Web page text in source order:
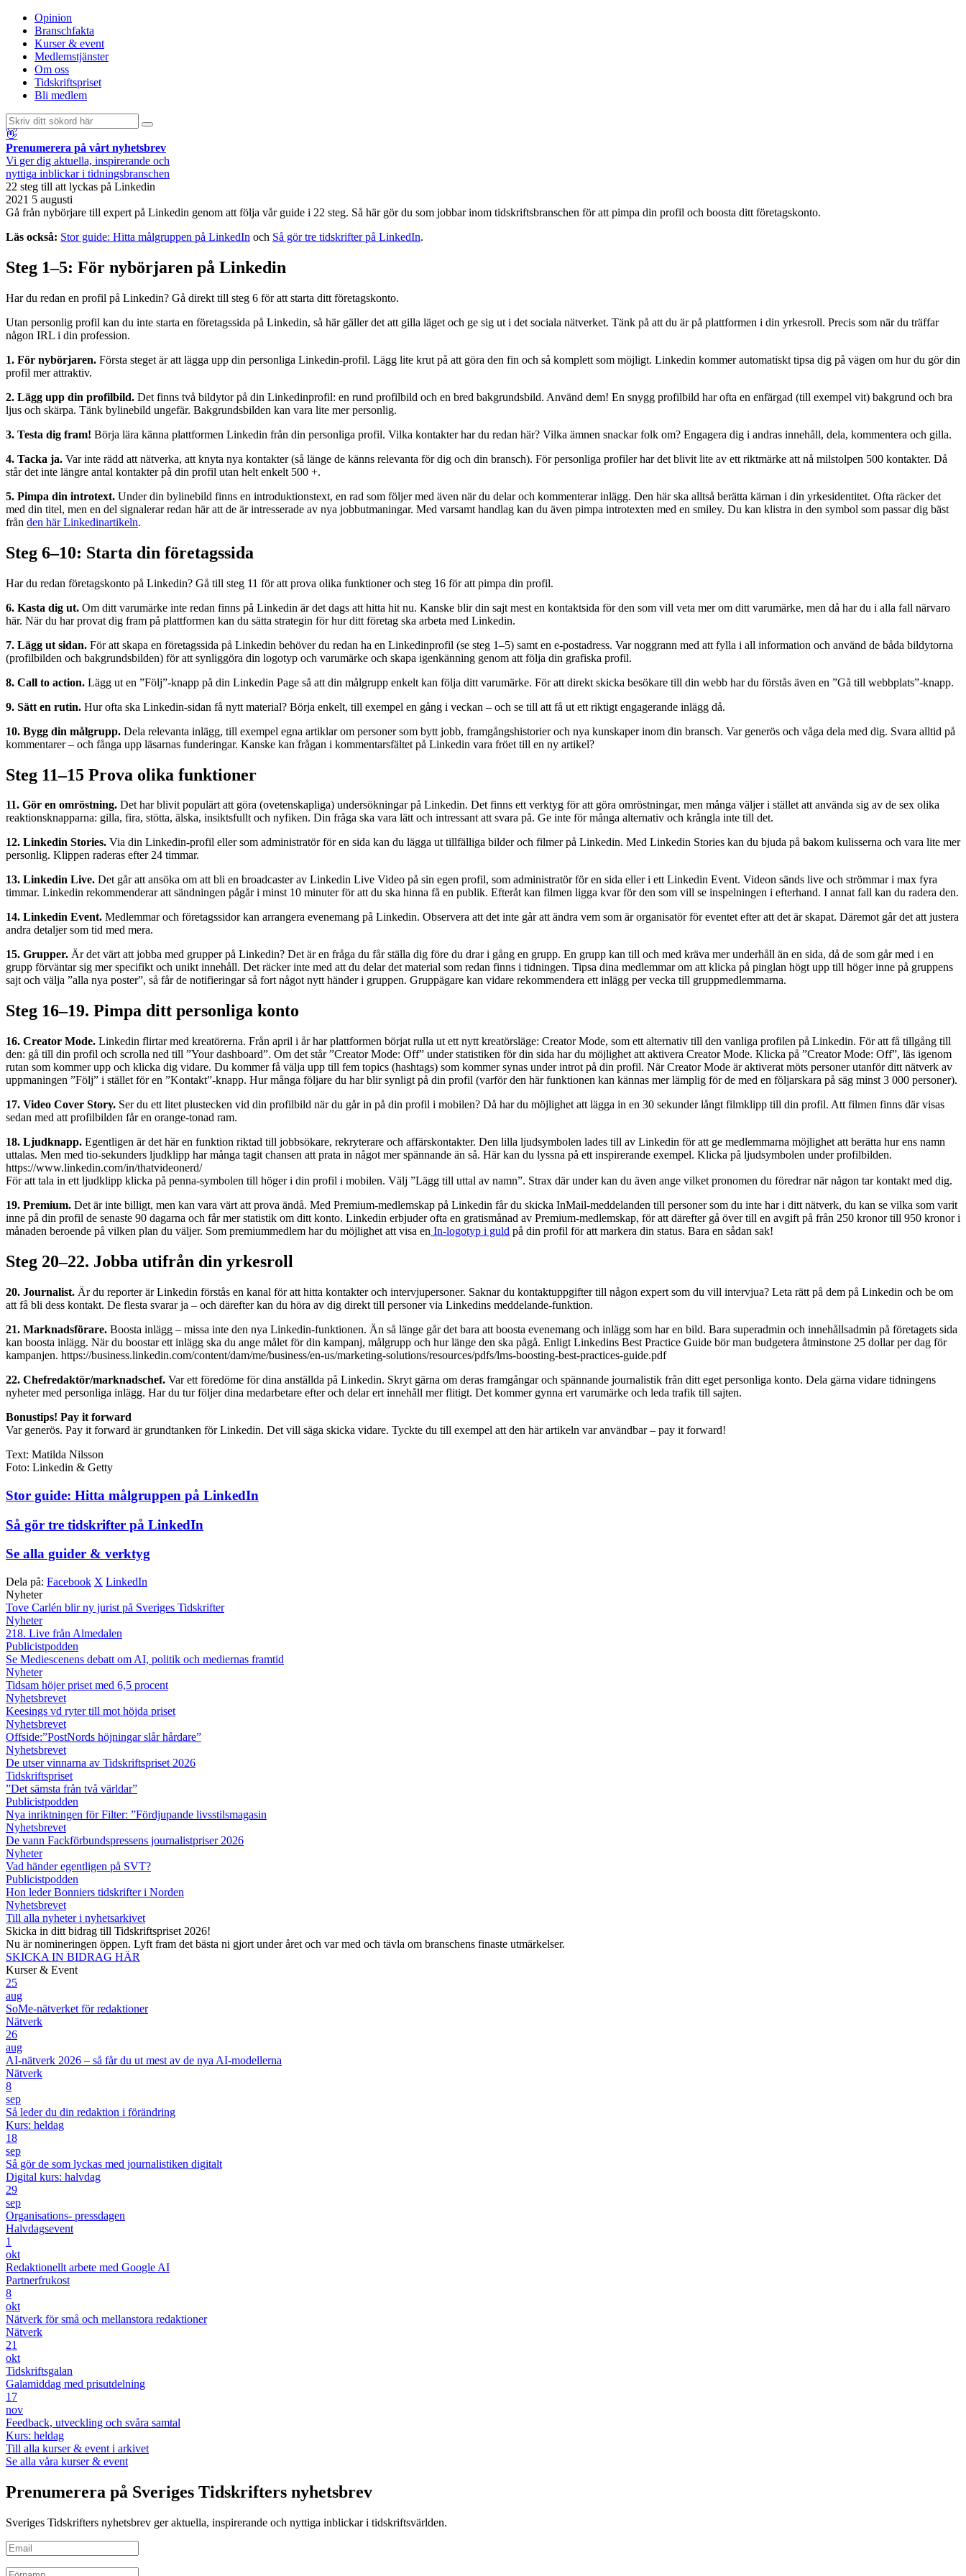
Opinion
Branschfakta
Kurser & event
Medlemstjänster
Om oss
Tidskriftspriset
Bli medlem
👋
Prenumerera på vårt nyhetsbrev
Vi ger dig aktuella, inspirerande och
nyttiga inblickar i tidningsbranschen
22 steg till att lyckas på Linkedin
2021 5 augusti
Gå från nybörjare till expert på Linkedin genom att följa vår guide i 22 steg. Så här gör du som jobbar inom tidskriftsbranschen för att pimpa din profil och boosta ditt företagskonto.
Läs också: Stor guide: Hitta målgruppen på LinkedIn och Så gör tre tidskrifter på LinkedIn.
Steg 1–5: För nybörjaren på Linkedin
Har du redan en profil på Linkedin? Gå direkt till steg 6 för att starta ditt företagskonto.
Utan personlig profil kan du inte starta en företagssida på Linkedin, så här gäller det att gilla läget och ge sig ut i det sociala nätverket. Tänk på att du är på plattformen i din yrkesroll. Precis som när du träffar
någon IRL i din profession.
1. För nybörjaren. Första steget är att lägga upp din personliga Linkedin-profil. Lägg lite krut på att göra den fin och så komplett som möjligt. Linkedin kommer automatiskt tipsa dig på vägen om hur du gör din
profil mer attraktiv.
2. Lägg upp din profilbild. Det finns två bildytor på din Linkedinprofil: en rund profilbild och en bred bakgrundsbild. Använd dem! En snygg profilbild har ofta en enfärgad (till exempel vit) bakgrund och bra
ljus och skärpa. Tänk bylinebild ungefär. Bakgrundsbilden kan vara lite mer personlig.
3. Testa dig fram! Börja lära känna plattformen Linkedin från din personliga profil. Vilka kontakter har du redan här? Vilka ämnen snackar folk om? Engagera dig i andras innehåll, dela, kommentera och gilla.
4. Tacka ja. Var inte rädd att nätverka, att knyta nya kontakter (så länge de känns relevanta för dig och din bransch). För personliga profiler har det blivit lite av ett riktmärke att nå milstolpen 500 kontakter. Då
står det inte längre antal kontakter på din profil utan helt enkelt 500 +.
5. Pimpa din introtext. Under din bylinebild finns en introduktionstext, en rad som följer med även när du delar och kommenterar inlägg. Den här ska alltså berätta kärnan i din yrkesidentitet. Ofta räcker det
med din titel, men en del signalerar redan här att de är intresserade av nya jobbutmaningar. Med varsamt handlag kan du även pimpa introtexten med en smiley. Du kan klistra in den symbol som passar dig bäst
från den här Linkedinartikeln.
Steg 6–10: Starta din företagssida
Har du redan företagskonto på Linkedin? Gå till steg 11 för att prova olika funktioner och steg 16 för att pimpa din profil.
6. Kasta dig ut. Om ditt varumärke inte redan finns på Linkedin är det dags att hitta hit nu. Kanske blir din sajt mest en kontaktsida för den som vill veta mer om ditt varumärke, men då har du i alla fall närvaro
här. När du har provat dig fram på plattformen kan du sätta strategin för hur ditt företag ska arbeta med Linkedin.
7. Lägg ut sidan. För att skapa en företagssida på Linkedin behöver du redan ha en Linkedinprofil (se steg 1–5) samt en e-postadress. Var noggrann med att fylla i all information och använd de båda bildytorna
(profilbilden och bakgrundsbilden) för att synliggöra din logotyp och varumärke och skapa igenkänning genom att följa din grafiska profil.
8. Call to action. Lägg ut en ”Följ”-knapp på din Linkedin Page så att din målgrupp enkelt kan följa ditt varumärke. För att direkt skicka besökare till din webb har du förstås även en ”Gå till webbplats”-knapp.
9. Sätt en rutin. Hur ofta ska Linkedin-sidan få nytt material? Börja enkelt, till exempel en gång i veckan – och se till att få ut ett riktigt engagerande inlägg då.
10. Bygg din målgrupp. Dela relevanta inlägg, till exempel egna artiklar om personer som bytt jobb, framgångshistorier och nya kunskaper inom din bransch. Var generös och våga dela med dig. Svara alltid på
kommentarer – och fånga upp läsarnas funderingar. Kanske kan frågan i kommentarsfältet på Linkedin vara fröet till en ny artikel?
Steg 11–15 Prova olika funktioner
11. Gör en omröstning. Det har blivit populärt att göra (ovetenskapliga) undersökningar på Linkedin. Det finns ett verktyg för att göra omröstningar, men många väljer i stället att använda sig av de sex olika
reaktionsknapparna: gilla, fira, stötta, älska, insiktsfullt och nyfiken. Din fråga ska vara lätt och intressant att svara på. Ge inte för många alternativ och krångla inte till det.
12. Linkedin Stories. Via din Linkedin-profil eller som administratör för en sida kan du lägga ut tillfälliga bilder och filmer på Linkedin. Med Linkedin Stories kan du bjuda på bakom kulisserna och vara lite mer
personlig. Klippen raderas efter 24 timmar.
13. Linkedin Live. Det går att ansöka om att bli en broadcaster av Linkedin Live Video på sin egen profil, som administratör för en sida eller i ett Linkedin Event. Videon sänds live och strömmar i max fyra
timmar. Linkedin rekommenderar att sändningen pågår i minst 10 minuter för att du ska hinna få en publik. Efteråt kan filmen ligga kvar för den som vill se inspelningen i efterhand. I annat fall kan du radera den.
14. Linkedin Event. Medlemmar och företagssidor kan arrangera evenemang på Linkedin. Observera att det inte går att ändra vem som är organisatör för eventet efter att det är skapat. Däremot går det att justera
andra detaljer som tid med mera.
15. Grupper. Är det värt att jobba med grupper på Linkedin? Det är en fråga du får ställa dig före du drar i gång en grupp. En grupp kan till och med kräva mer underhåll än en sida, då de som går med i en
grupp förväntar sig mer specifikt och unikt innehåll. Det räcker inte med att du delar det material som redan finns i tidningen. Tipsa dina medlemmar om att klicka på pinglan högt upp till höger inne på gruppens
sajt och välja ”alla nya poster”, så får de notifieringar så fort något nytt händer i gruppen. Gruppägare kan vidare rekommendera ett inlägg per vecka till gruppmedlemmarna.
Steg 16–19. Pimpa ditt personliga konto
16. Creator Mode. Linkedin flirtar med kreatörerna. Från april i år har plattformen börjat rulla ut ett nytt kreatörsläge: Creator Mode, som ett alternativ till den vanliga profilen på Linkedin. För att få tillgång till
den: gå till din profil och scrolla ned till ”Your dashboard”. Om det står ”Creator Mode: Off” under statistiken för din sida har du möjlighet att aktivera Creator Mode. Klicka på ”Creator Mode: Off”, läs igenom
rutan som kommer upp och klicka dig vidare. Du kommer få välja upp till fem topics (hashtags) som kommer synas under introt på din profil. När Creator Mode är aktiverat möts personer utanför ditt nätverk av
uppmaningen ”Följ” i stället för en ”Kontakt”-knapp. Hur många följare du har blir synligt på din profil (varför den här funktionen kan kännas mer lämplig för de med en följarskara på säg minst 3 000 personer).
17. Video Cover Story. Ser du ett litet plustecken vid din profilbild när du går in på din profil i mobilen? Då har du möjlighet att lägga in en 30 sekunder långt filmklipp till din profil. Att filmen finns där visas
sedan med att profilbilden får en orange-tonad ram.
18. Ljudknapp. Egentligen är det här en funktion riktad till jobbsökare, rekryterare och affärskontakter. Den lilla ljudsymbolen lades till av Linkedin för att ge medlemmarna möjlighet att berätta hur ens namn
uttalas. Men med tio-sekunders ljudklipp har många tagit chansen att prata in något mer spännande än så. Här kan du lyssna på ett inspirerande exempel. Klicka på ljudsymbolen under profilbilden.
https://www.linkedin.com/in/thatvideonerd/
För att tala in ett ljudklipp klicka på penna-symbolen till höger i din profil i mobilen. Välj ”Lägg till uttal av namn”. Strax där under kan du även ange vilket pronomen du föredrar när någon tar kontakt med dig.
19. Premium. Det är inte billigt, men kan vara värt att prova ändå. Med Premium-medlemskap på Linkedin får du skicka InMail-meddelanden till personer som du inte har i ditt nätverk, du kan se vilka som varit
inne på din profil de senaste 90 dagarna och får mer statistik om ditt konto. Linkedin erbjuder ofta en gratismånad av Premium-medlemskap, för att därefter gå över till en avgift på från 250 kronor till 950 kronor i
månaden beroende på vilken plan du väljer. Som premiummedlem har du möjlighet att visa en In-logotyp i guld på din profil för att markera din status. Bara en sådan sak!
Steg 20–22. Jobba utifrån din yrkesroll
20. Journalist. Är du reporter är Linkedin förstås en kanal för att hitta kontakter och intervjupersoner. Saknar du kontaktuppgifter till någon expert som du vill intervjua? Leta rätt på dem på Linkedin och be om
att få bli dess kontakt. De flesta svarar ja – och därefter kan du höra av dig direkt till personer via Linkedins meddelande-funktion.
21. Marknadsförare. Boosta inlägg – missa inte den nya Linkedin-funktionen. Än så länge går det bara att boosta evenemang och inlägg som har en bild. Bara superadmin och innehållsadmin på företagets sida
kan boosta inlägg. När du boostar ett inlägg ska du ange målet för din kampanj, målgrupp och hur länge den ska pågå. Enligt Linkedins Best Practice Guide bör man budgetera åtminstone 25 dollar per dag för
kampanjen. https://business.linkedin.com/content/dam/me/business/en-us/marketing-solutions/resources/pdfs/lms-boosting-best-practices-guide.pdf
22. Chefredaktör/marknadschef. Var ett föredöme för dina anställda på Linkedin. Skryt gärna om deras framgångar och spännande journalistik från ditt eget personliga konto. Dela gärna vidare tidningens
nyheter med personliga inlägg. Har du tur följer dina medarbetare efter och delar ert innehåll mer flitigt. Det kommer gynna ert varumärke och leda trafik till sajten.
Bonustips! Pay it forward
Var generös. Pay it forward är grundtanken för Linkedin. Det vill säga skicka vidare. Tyckte du till exempel att den här artikeln var användbar – pay it forward!
Text: Matilda Nilsson
Foto: Linkedin & Getty
Stor guide: Hitta målgruppen på LinkedIn
Så gör tre tidskrifter på LinkedIn
Se alla guider & verktyg
Dela på: Facebook X LinkedIn
Nyheter
Tove Carlén blir ny jurist på Sveriges Tidskrifter
Nyheter
218. Live från Almedalen
Publicistpodden
Se Mediescenens debatt om AI, politik och mediernas framtid
Nyheter
Tidsam höjer priset med 6,5 procent
Nyhetsbrevet
Keesings vd ryter till mot höjda priset
Nyhetsbrevet
Offside:”PostNords höjningar slår hårdare”
Nyhetsbrevet
De utser vinnarna av Tidskriftspriset 2026
Tidskriftspriset
”Det sämsta från två världar”
Publicistpodden
Nya inriktningen för Filter: ”Fördjupande livsstilsmagasin
Nyhetsbrevet
De vann Fackförbundspressens journalistpriser 2026
Nyheter
Vad händer egentligen på SVT?
Publicistpodden
Hon leder Bonniers tidskrifter i Norden
Nyhetsbrevet
Till alla nyheter i nyhetsarkivet
Skicka in ditt bidrag till Tidskriftspriset 2026!
Nu är nomineringen öppen. Lyft fram det bästa ni gjort under året och var med och tävla om branschens finaste utmärkelser.
SKICKA IN BIDRAG HÄR
Kurser & Event
25
aug
SoMe-nätverket för redaktioner
Nätverk
26
aug
AI-nätverk 2026 – så får du ut mest av de nya AI-modellerna
Nätverk
8
sep
Så leder du din redaktion i förändring
Kurs: heldag
18
sep
Så gör de som lyckas med journalistiken digitalt
Digital kurs: halvdag
29
sep
Organisations- pressdagen
Halvdagsevent
1
okt
Redaktionellt arbete med Google AI
Partnerfrukost
8
okt
Nätverk för små och mellanstora redaktioner
Nätverk
21
okt
Tidskriftsgalan
Galamiddag med prisutdelning
17
nov
Feedback, utveckling och svåra samtal
Kurs: heldag
Till alla kurser & event i arkivet
Se alla våra kurser & event
Prenumerera på Sveriges Tidskrifters nyhetsbrev
Sveriges Tidskrifters nyhetsbrev ger aktuella, inspirerande och nyttiga inblickar i tidskriftsvärlden.